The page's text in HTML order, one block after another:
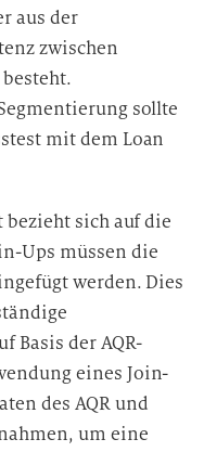
aus der
zwischen
sollte
mit dem Loan
sich auf die
Ups müssen die
werden. Dies
Basis der AQR-
eines Join-
des AQR und
um eine